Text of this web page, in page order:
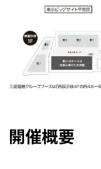
開催概要